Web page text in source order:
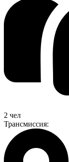
2 чел
Трансмиссия: